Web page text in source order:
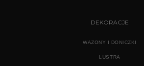
DEKORACJE
WAZONY I DONICZKI
LUSTRA